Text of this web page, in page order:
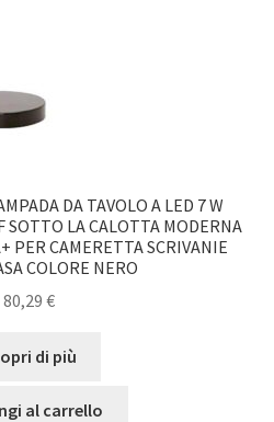
DA TAVOLO A LED 7 W
LA CALOTTA MODERNA
PER CAMERETTA SCRIVANIE
COLORE NERO
80,29 €
di più
al carrello